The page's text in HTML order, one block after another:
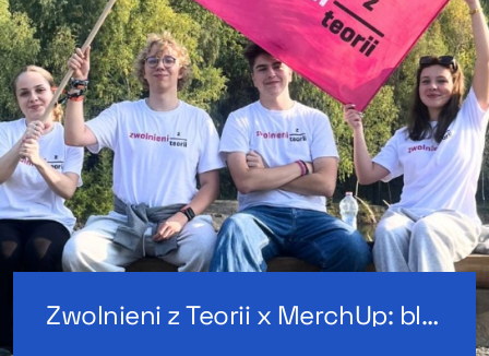
Zwolnieni z Teorii x MerchUp: bluzy i koszulki dla ambasadorów